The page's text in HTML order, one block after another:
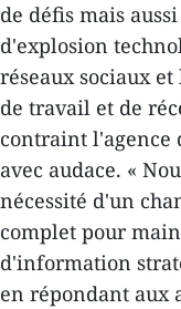
de défis mais
d'explosion
réseaux sociaux
de travail et de
contraint l'agence
avec audace. «
nécessité d'un
complet pour
d'information
en répondant aux